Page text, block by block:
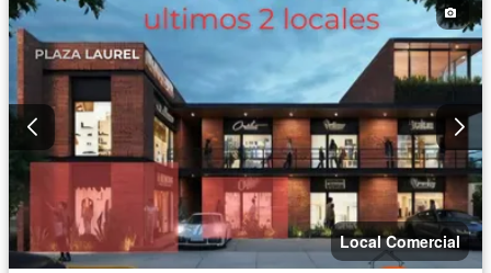
Local Comercial